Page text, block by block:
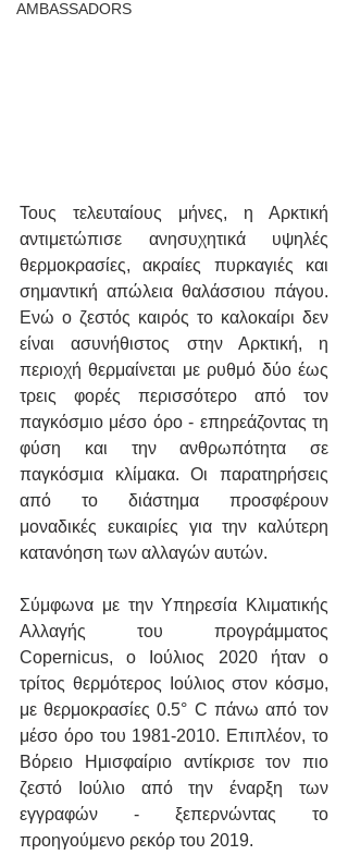
AMBASSADORS
Τους τελευταίους μήνες, η Αρκτική
αντιμετώπισε ανησυχητικά υψηλές
θερμοκρασίες, ακραίες πυρκαγιές και
σημαντική απώλεια θαλάσσιου πάγου.
Ενώ ο ζεστός καιρός το καλοκαίρι δεν
είναι ασυνήθιστος στην Αρκτική, η
περιοχή θερμαίνεται με ρυθμό δύο έως
τρεις φορές περισσότερο από τον
παγκόσμιο μέσο όρο - επηρεάζοντας τη
φύση και την ανθρωπότητα σε
παγκόσμια κλίμακα. Οι παρατηρήσεις
από το διάστημα προσφέρουν
μοναδικές ευκαιρίες για την καλύτερη
κατανόηση των αλλαγών αυτών.
Σύμφωνα με την Υπηρεσία Κλιματικής
Αλλαγής του προγράμματος
Copernicus, ο Ιούλιος 2020 ήταν ο
τρίτος θερμότερος Ιούλιος στον κόσμο,
με θερμοκρασίες 0.5° C πάνω από τον
μέσο όρο του 1981-2010. Επιπλέον, το
Βόρειο Ημισφαίριο αντίκρισε τον πιο
ζεστό Ιούλιο από την έναρξη των
εγγραφών - ξεπερνώντας το
προηγούμενο ρεκόρ του 2019.